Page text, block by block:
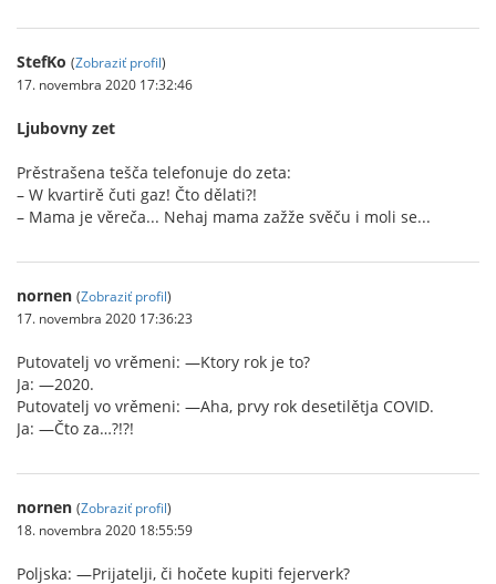
StefKo (Zobraziť profil)
17. novembra 2020 17:32:46
Ljubovny zet
Prěstrašena tešča telefonuje do zeta:
– W kvartirě čuti gaz! Čto dělati?!
– Mama je věreča... Nehaj mama zažže svěču i moli se...
nornen (Zobraziť profil)
17. novembra 2020 17:36:23
Putovatelj vo vrěmeni: —Ktory rok je to?
Ja: —2020.
Putovatelj vo vrěmeni: —Aha, prvy rok desetilětja COVID.
Ja: —Čto za…?!?!
nornen (Zobraziť profil)
18. novembra 2020 18:55:59
Poljska: —Prijatelji, či hočete kupiti fejerverk?